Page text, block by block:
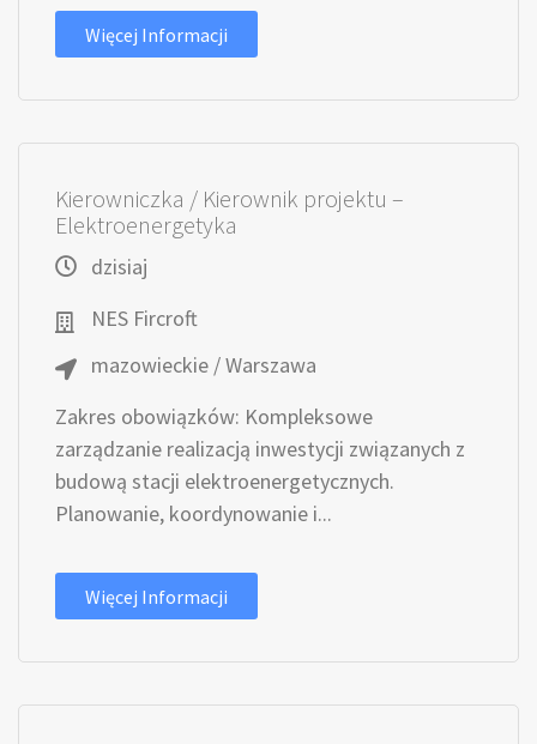
Więcej Informacji
Kierowniczka / Kierownik projektu –
Elektroenergetyka
dzisiaj
NES Fircroft
mazowieckie / Warszawa
Zakres obowiązków: Kompleksowe
zarządzanie realizacją inwestycji związanych z
budową stacji elektroenergetycznych.
Planowanie, koordynowanie i...
Więcej Informacji